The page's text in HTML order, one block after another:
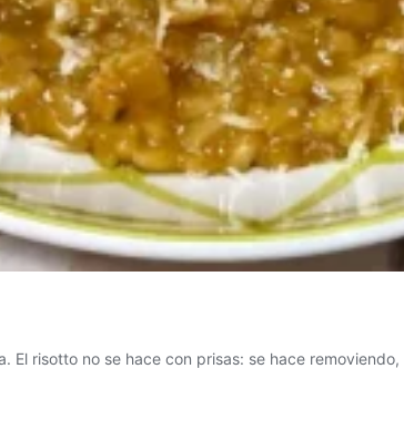
risotto no se hace con prisas: se hace